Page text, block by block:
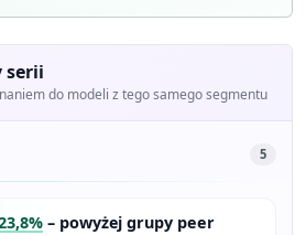
serii
do modeli z tego samego segmentu
5
– powyżej grupy peer